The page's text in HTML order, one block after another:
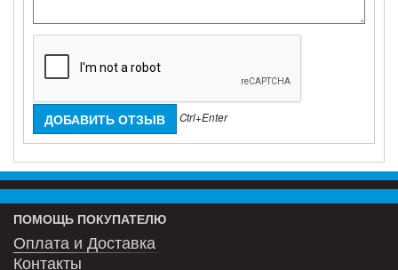
Ctrl+Enter
ПОМОЩЬ ПОКУПАТЕЛЮ
Оплата и Доставка
Контакты